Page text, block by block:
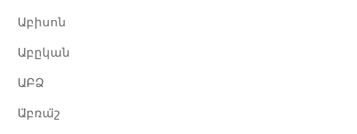
Աբիսոն
Աբըկան
ԱԲՁ
Ա̈բռա̈շ